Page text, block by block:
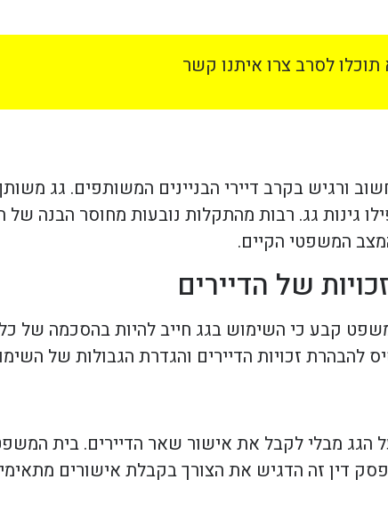
לסרב צרו איתנו קשר
ורגיש בקרב דיירי הבניינים המשותפים. גג
גינות גג. רבות מהתקלות נובעות מחוסר הבנה של
המשפטי הקיים.
של הדיירים
קבע כי השימוש בגג חייב להיות בהסכמה של כל
זכויות הדיירים והגדרת הגבולות של
הגג מבלי לקבל את אישור שאר הדיירים. בית
דין זה הדגיש את הצורך בקבלת אישורים